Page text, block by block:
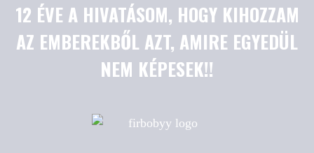
12 ÉVE A HIVATÁSOM, HOGY KIHOZZAM
AZ EMBEREKBŐL AZT, AMIRE EGYEDÜL
NEM KÉPESEK!!